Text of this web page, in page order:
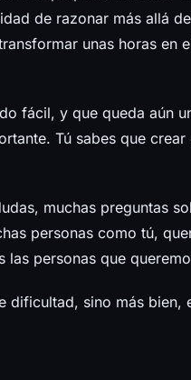
de razonar más allá
unas horas en
fácil, y que queda aún
Tú sabes que
muchas preguntas
personas como tú,
personas que
dificultad, sino más bien,